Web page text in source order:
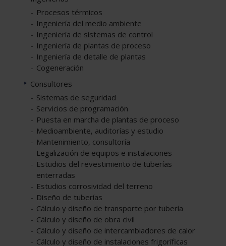
Procesos térmicos
Ingeniería del medio ambiente
Ingeniería de sistemas de control
Ingeniería de plantas de proceso
Ingeniería de detalle de plantas
Cogeneración
Consultores
Sistemas de seguridad
Servicios de programación
Puesta en marcha de plantas de proceso
Medioambiente, auditorías y estudio
Mantenimiento, consultoría
Legalización de equipos e instalaciones
Estudios del revestimiento de tuberías
enterradas
Estudios corrosividad del terreno
Diseño de tuberías
Cálculo y diseño de transporte por tubería
Cálculo y diseño de obra civil
Cálculo y diseño de intercambiadores de calor
Cálculo y diseño de instalaciones frigoríficas